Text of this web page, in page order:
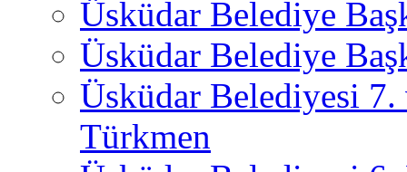
Üsküdar Belediye
Üsküdar Belediye
Üsküdar Belediyesi
Türkmen